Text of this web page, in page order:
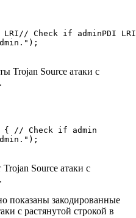
LRI// Check if adminPDI
Trojan Source атаки с
// Check if admin
Source атаки с
показаны закодированные
с растянутой строкой в